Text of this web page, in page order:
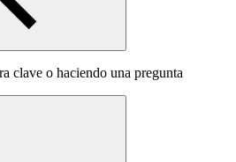
clave o haciendo una pregunta